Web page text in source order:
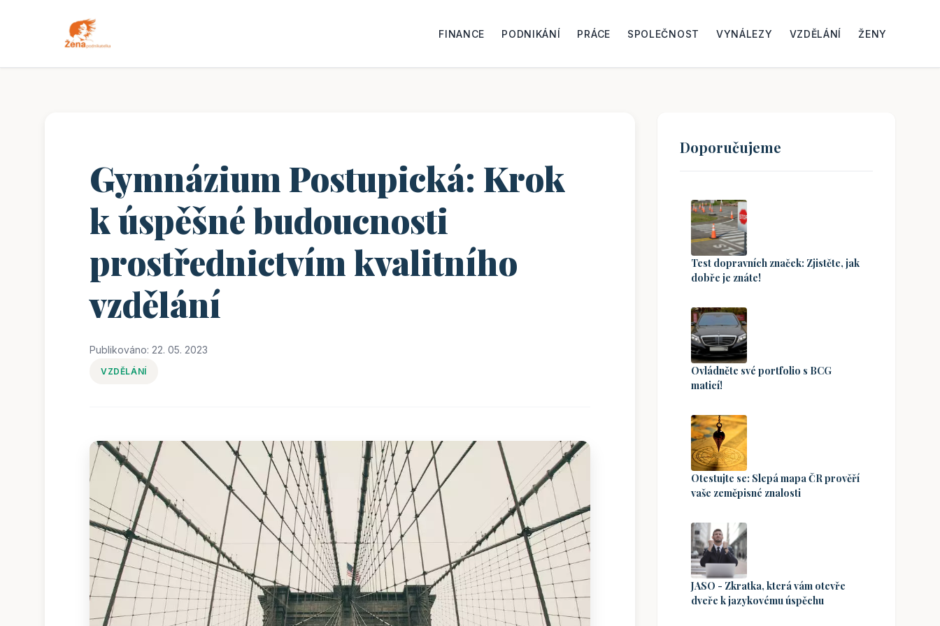
FINANCE PODNIKÁNÍ PRÁCE SPOLEČNOST VYNÁLEZY VZDĚLÁNÍ ŽENY
Gymnázium Postupická: Krok
k úspěšné budoucnosti
prostřednictvím kvalitního
vzdělání
Publikováno: 22. 05. 2023
VZDĚLÁNÍ
Doporučujeme
Test dopravních značek: Zjistěte, jak
dobře je znáte!
Ovládněte své portfolio s BCG
maticí!
Otestujte se: Slepá mapa ČR prověří
vaše zeměpisné znalosti
JASO - Zkratka, která vám otevře
dveře k jazykovému úspěchu